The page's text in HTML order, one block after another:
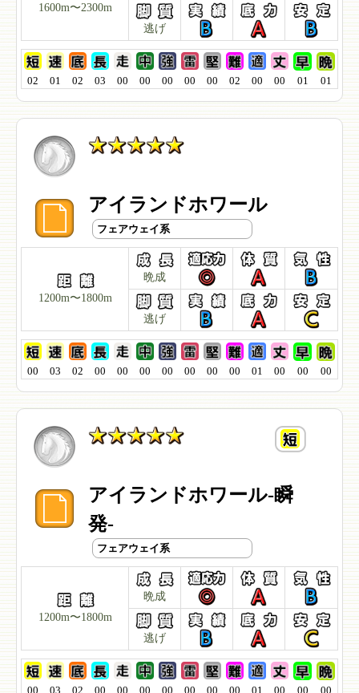
1600m〜2300m
逃げ
02 01 02 03 00 00 00 00 00 02 00 00 01 01
アイランドホワール
フェアウェイ系
1200m〜1800m
晩成
逃げ
00 03 02 00 00 00 00 00 00 00 01 00 00 00
アイランドホワール-瞬
発-
フェアウェイ系
1200m〜1800m
晩成
逃げ
00 03 02 00 00 00 00 00 00 00 01 00 00 00